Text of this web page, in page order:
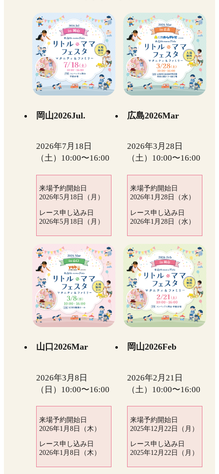
岡山2026Jul.
2026年7月18日
（土）10:00〜16:00
来場予約開始日
2026年5月18日（月）
レース申し込み日
2026年5月18日（月）
広島2026Mar
2026年3月28日
（土）10:00〜16:00
来場予約開始日
2026年1月28日（水）
レース申し込み日
2026年1月28日（水）
山口2026Mar
2026年3月8日
（日）10:00〜16:00
来場予約開始日
2026年1月8日（木）
レース申し込み日
2026年1月8日（木）
岡山2026Feb
2026年2月21日
（土）10:00〜16:00
来場予約開始日
2025年12月22日（月）
レース申し込み日
2025年12月22日（月）